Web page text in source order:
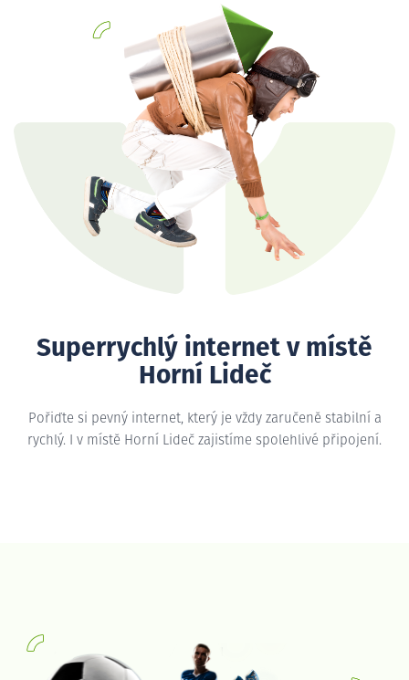
Superrychlý internet v místě
Horní Lideč
Pořiďte si pevný internet, který je vždy zaručeně stabilní a
rychlý. I v místě Horní Lideč zajistíme spolehlivé připojení.